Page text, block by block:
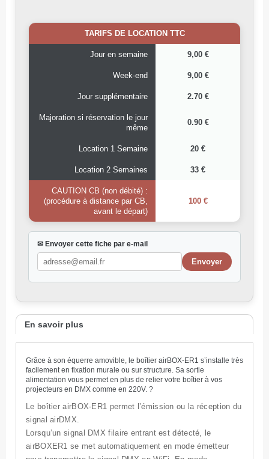
TARIFS DE LOCATION TTC
Jour en semaine 9,00 €
Week-end 9,00 €
Jour supplémentaire 2.70 €
Majoration si réservation le jour
même
0.90 €
Location 1 Semaine 20 €
Location 2 Semaines 33 €
CAUTION CB (non débité) :
(procédure à distance par CB,
avant le départ)
100 €
✉ Envoyer cette fiche par e-mail
En savoir plus
Grâce à son équerre amovible, le boîtier airBOX-ER1 s’installe très
facilement en fixation murale ou sur structure. Sa sortie
alimentation vous permet en plus de relier votre boîtier à vos
projecteurs en DMX comme en 220V. ?
Le boîtier airBOX-ER1 permet l’émission ou la réception du
signal airDMX.
Lorsqu’un signal DMX filaire entrant est détecté, le
airBOXER1 se met automatiquement en mode émetteur